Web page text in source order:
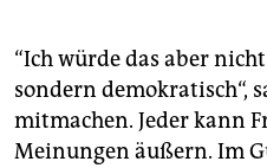
“Ich würde das aber
sondern demokratisch“,
mitmachen. Jeder kann
Meinungen äußern. Im